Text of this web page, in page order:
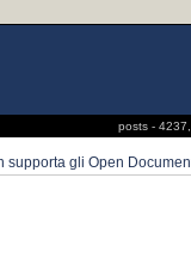
posts -
supporta gli Open